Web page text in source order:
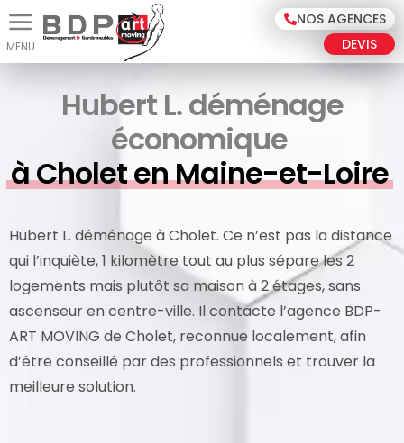
NOS AGENCES
DEVIS
Hubert L. déménage
économique
à Cholet en Maine-et-Loire
Hubert L. déménage à Cholet. Ce n’est pas la distance
qui l’inquiète, 1 kilomètre tout au plus sépare les 2
logements mais plutôt sa maison à 2 étages, sans
ascenseur en centre-ville. Il contacte l’agence BDP-
ART MOVING de Cholet, reconnue localement, afin
d’être conseillé par des professionnels et trouver la
meilleure solution.
Panneau de gestion des cookies